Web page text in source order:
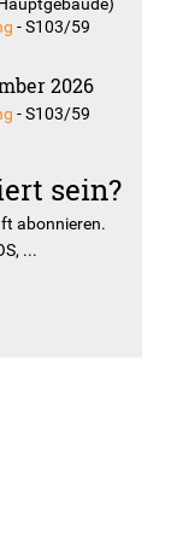
-S103/59
2026
-S103/59
sein?
abonnieren.
...